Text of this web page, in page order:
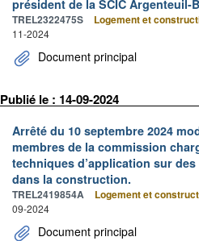
président de la SCIC Argenteuil-
TREL2322475S Logement et
11-2024
Document principal
Publié le : 14-09-2024
Arrêté du 10 septembre 2024
membres de la commission
techniques d’application sur
dans la construction.
TREL2419854A Logement et
09-2024
Document principal